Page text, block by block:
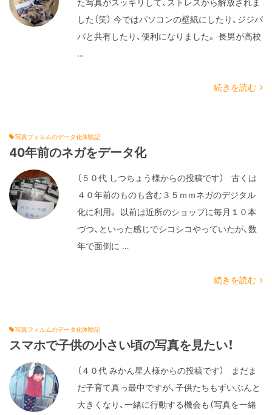
した（笑） 今ではパソコンの壁紙にしたり、ジジバ
バと共有したり、便利になりました。 長男が高校
…
続きを読む
写真フィルムのデータ化体験記
40年前のネガをデータ化
（５０代 しつちょう様からの投稿です） 古くは
４０年前のものも含む３５ｍｍネガのデジタル
化に利用。 以前は近所のショップに毎月１０本
づつ、といった感じでシコシコやっていたが、数
年で面倒に …
続きを読む
写真フィルムのデータ化体験記
スマホで子供の小さい頃の写真を見たい！
（４０代 みかん星人様からの投稿です） まだま
だ子育て真っ最中ですが、子供たちもずいぶんと
大きくなり、一緒に行動する機会も（写真を一緒